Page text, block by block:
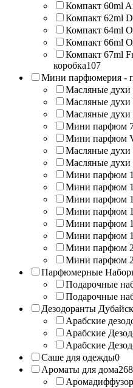
Компакт 60ml
Компакт 62ml
Компакт 64ml
Компакт 66ml
Компакт 67ml
коробка107
Мини парфюмерия -
Масляные духи
Масляные духи
Масляные духи
Мини парфюм
Мини парфюм
Масляные духи
Масляные духи
Мини парфюм
Мини парфюм
Мини парфюм
Мини парфюм
Мини парфюм
Мини парфюм
Мини парфюм
Мини парфюм
Парфюмерные
Подарочные
Подарочные
Дезодоранты
Арабские
Арабские
Арабские
Саше для одежды0
Ароматы для дома268